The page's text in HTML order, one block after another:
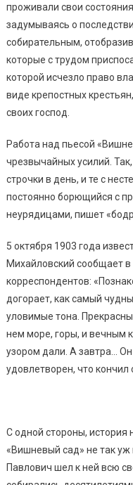
проживали свои
задумываясь о
собирательным,
которые с трудом
которой исчезло право
виде крепостных
своих господ.
Работа над пьесой
чрезвычайных усилий.
строчки в день, и те с
постоянно борющийся с
неурядицами, пишет
5 октября 1903 года
Михайловский сообщает
корреспондентов:
догорает, как самый
уловимые тона.
нем море, горы, и вечным
узором дали. А завтра…
удовлетворен, что
С одной стороны, история
«Вишневый сад» не так уж
Павлович шел к ней всю